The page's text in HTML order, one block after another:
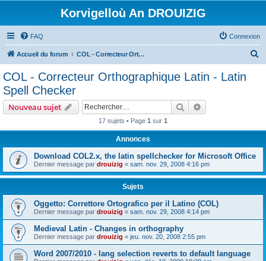
Korvigelloù An DROUIZIG
FAQ Connexion
Accueil du forum COL - Correcteur Orthographique Latin - Latin Spell Checker
COL - Correcteur Orthographique Latin - Latin
Spell Checker
Nouveau sujet Rechercher
17 sujets • Page 1 sur 1
Annonces
Download COL2.x, the latin spellchecker for Microsoft Office
Dernier message par drouizig « sam. nov. 29, 2008 4:16 pm
Sujets
Oggetto: Correttore Ortografico per il Latino (COL)
Dernier message par drouizig « sam. nov. 29, 2008 4:14 pm
Medieval Latin - Changes in orthography
Dernier message par drouizig « jeu. nov. 20, 2008 2:55 pm
Word 2007/2010 - lang selection reverts to default language